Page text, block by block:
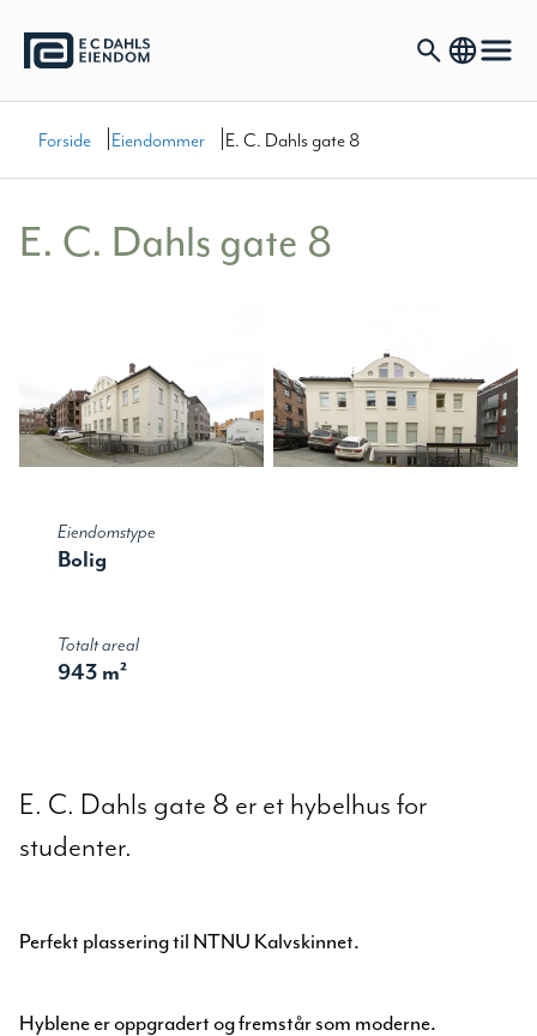
Forside |Eiendommer |E. C. Dahls gate 8
E. C. Dahls gate 8
Totalt areal
943 m²
Eiendomstype
Bolig
E. C. Dahls gate 8 er et hybelhus for
studenter.
Perfekt plassering til NTNU Kalvskinnet.
Hyblene er oppgradert og fremstår som moderne.